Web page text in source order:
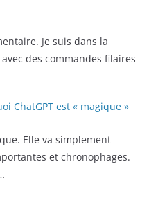
Je suis dans la
des commandes filaires
ChatGPT est « magique »
Elle va simplement
et chronophages.